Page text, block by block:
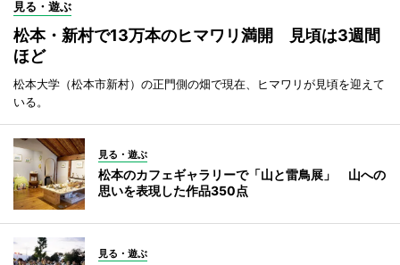
見る・遊ぶ
松本・新村で13万本のヒマワリ満開 見頃は3週間
ほど
松本大学（松本市新村）の正門側の畑で現在、ヒマワリが見頃を迎えて
いる。
見る・遊ぶ
松本のカフェギャラリーで「山と雷鳥展」 山への
思いを表現した作品350点
見る・遊ぶ